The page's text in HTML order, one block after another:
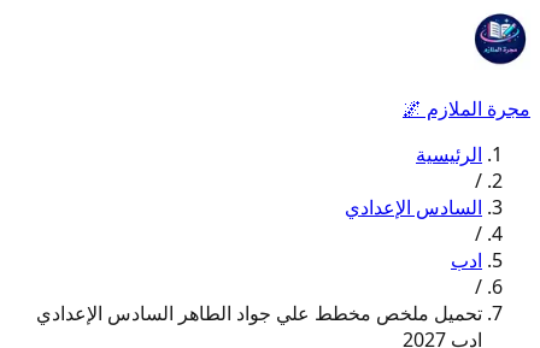
مجرة الملازم 🌌
الرئيسية
/
السادس الإعدادي
/
ادب
/
تحميل ملخص مخطط علي جواد الطاهر السادس الإعدادي
ادب 2027